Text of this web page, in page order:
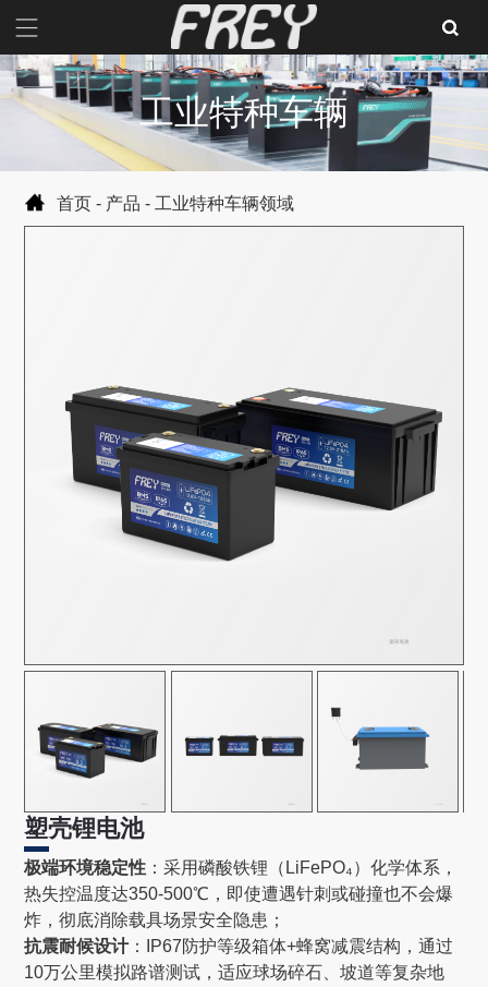
工业特种车辆
首页 - 产品 - 工业特种车辆领域
塑壳锂电池
极端环境稳定性‌ ：采用磷酸铁锂（LiFePO₄）化学体系，
热失控温度达350-500℃，即使遭遇针刺或碰撞也不会爆
炸，彻底消除载具场景安全隐患‌；
抗震耐候设计‌：IP67防护等级箱体+蜂窝减震结构，通过
10万公里模拟路谱测试，适应球场碎石、坡道等复杂地